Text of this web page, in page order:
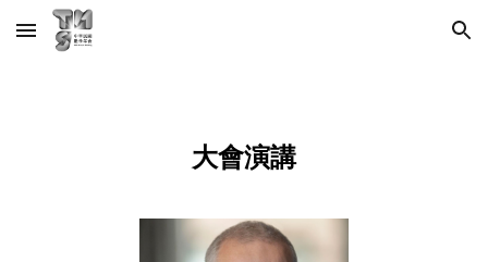
Skip to main content Skip to navigation
大會演講